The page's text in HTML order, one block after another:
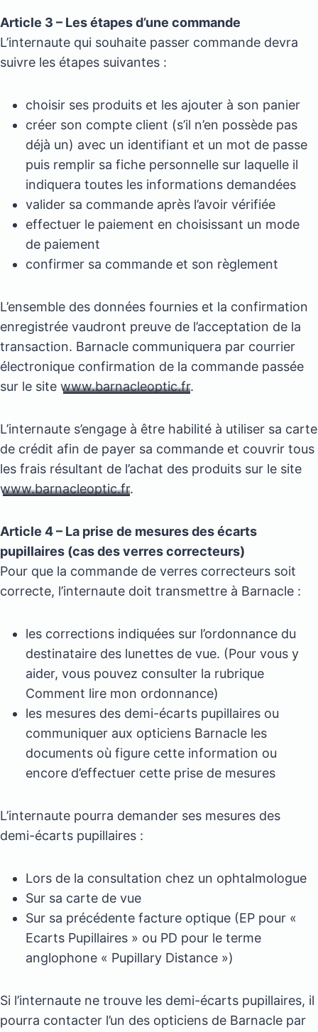
Article 3 – Les étapes d’une commande
L’internaute qui souhaite passer commande devra
suivre les étapes suivantes :
choisir ses produits et les ajouter à son panier
créer son compte client (s’il n’en possède pas
déjà un) avec un identifiant et un mot de passe
puis remplir sa fiche personnelle sur laquelle il
indiquera toutes les informations demandées
valider sa commande après l’avoir vérifiée
effectuer le paiement en choisissant un mode
de paiement
confirmer sa commande et son règlement
L’ensemble des données fournies et la confirmation
enregistrée vaudront preuve de l’acceptation de la
transaction. Barnacle communiquera par courrier
électronique confirmation de la commande passée
sur le sitewww.barnacleoptic.fr.
L’internaute s’engage à être habilité à utiliser sa carte
de crédit afin de payer sa commande et couvrir tous
les frais résultant de l’achat des produits sur le site
www.barnacleoptic.fr.
Article 4 – La prise de mesures des écarts
pupillaires (cas des verres correcteurs)
Pour que la commande de verres correcteurs soit
correcte, l’internaute doit transmettre à Barnacle :
les corrections indiquées sur l’ordonnance du
destinataire des lunettes de vue. (Pour vous y
aider, vous pouvez consulter la rubrique
Comment lire mon ordonnance)
les mesures des demi-écarts pupillaires ou
communiquer aux opticiens Barnacle les
documents où figure cette information ou
encore d’effectuer cette prise de mesures
L’internaute pourra demander ses mesures des
demi-écarts pupillaires :
Lors de la consultation chez un ophtalmologue
Sur sa carte de vue
Sur sa précédente facture optique (EP pour «
Ecarts Pupillaires » ou PD pour le terme
anglophone « Pupillary Distance »)
Si l’internaute ne trouve les demi-écarts pupillaires, il
pourra contacter l’un des opticiens de Barnacle par